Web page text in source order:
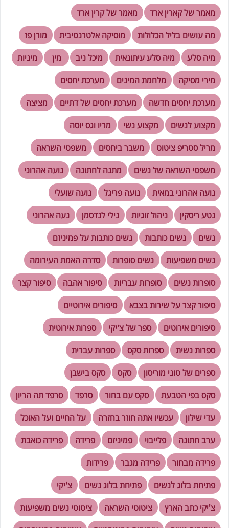
מאמר של קארין ארד
מאמר של קרין ארד
מה עושים בליל הכלולות
מוסיקה אלטרנטיבית
מורן פז
מיה סלע
מיה סלע עיתונאית מיכל ניב מין
מיניות
מירי מסיקה
מלחמת המינים
מערכת יחסים
מערכת יחסים חדשה
מערכת יחסים של דתיים
מציצה
מקצוע לנשים
מקצוע נשי
מריו וגס יוסה
מריל סטריפ ציטוט
משבר ביחסים
משפטי השראה
משפטי השראה של נשים
מתנה לחתונה
נועה אהרוני
נועה אהרוני במאית
נועה פריגל
נועה שועלי
נטע ריסקין
ניהול זוגיות נילי לנדסמן
נעה אהרוני
נשים
נשים כותבות
נשים כותבות על פמיניזם
נשים משפיעות
נשים סופרות
סדרה האמת העירומה
סופרות נשים
סופרות עבריות סיפור אהבה
סיפור קצר
סיפור קצר על שירות בצבא
סיפורים אירוטיים
סיפורים אירוטים
ספר של צ'יקי
ספרות אירוטית
ספרות נשית
ספרות סקס
ספרות עברית
ספרים של טוני מוריסון
סקס
סקס בישבן
סקס בפי הטבעת
סקס עם בחור סרפד
סרפד תה הריון
עדי שילון
עכשיו אתה חוזר בחזרה
על החיים ועל האוכל
ערב חתונה
פלייבוי פמיניזם פרידה
פרידה כואבת
פרידה מבחור
פרידה מגבר
פרידות
פתיחת בלוג לנשים
פתיחת בלוג נשים
צ'יקי
צ'יקי כתב הארץ
ציטוטי השראה
ציטוטי נשים משפיעות